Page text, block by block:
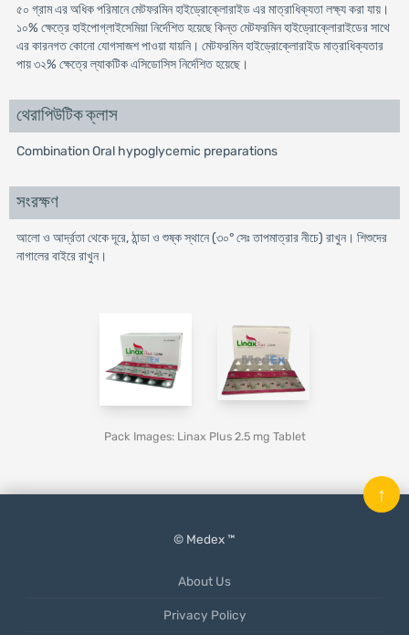
৫০ গ্রাম এর অধিক পরিমানে মেটফরমিন হাইড্রোক্লোরাইড এর মাত্রাধিক্যতা লক্ষ্য করা যায়।
১০% ক্ষেত্রে হাইপোগ্লাইসেমিয়া নির্দেশিত হয়েছে কিন্ত মেটফরমিন হাইড্রোক্লোরাইডের সাথে
এর কারনগত কোনো যোগসাজশ পাওয়া যায়নি। মেটফরমিন হাইড্রোক্লোরাইড মাত্রাধিক্যতার
পায় ৩২% ক্ষেত্রে ল্যাকটিক এসিডোসিস নির্দেশিত হয়েছে।
থেরাপিউটিক ক্লাস
Combination Oral hypoglycemic preparations
সংরক্ষণ
আলো ও আর্দ্রতা থেকে দূরে, ঠান্ডা ও শুষ্ক স্থানে (৩০° সেঃ তাপমাত্রার নীচে) রাখুন। শিশুদের
নাগালের বাইরে রাখুন।
Pack Images: Linax Plus 2.5 mg Tablet
© Medex ™
About Us
Privacy Policy
↑